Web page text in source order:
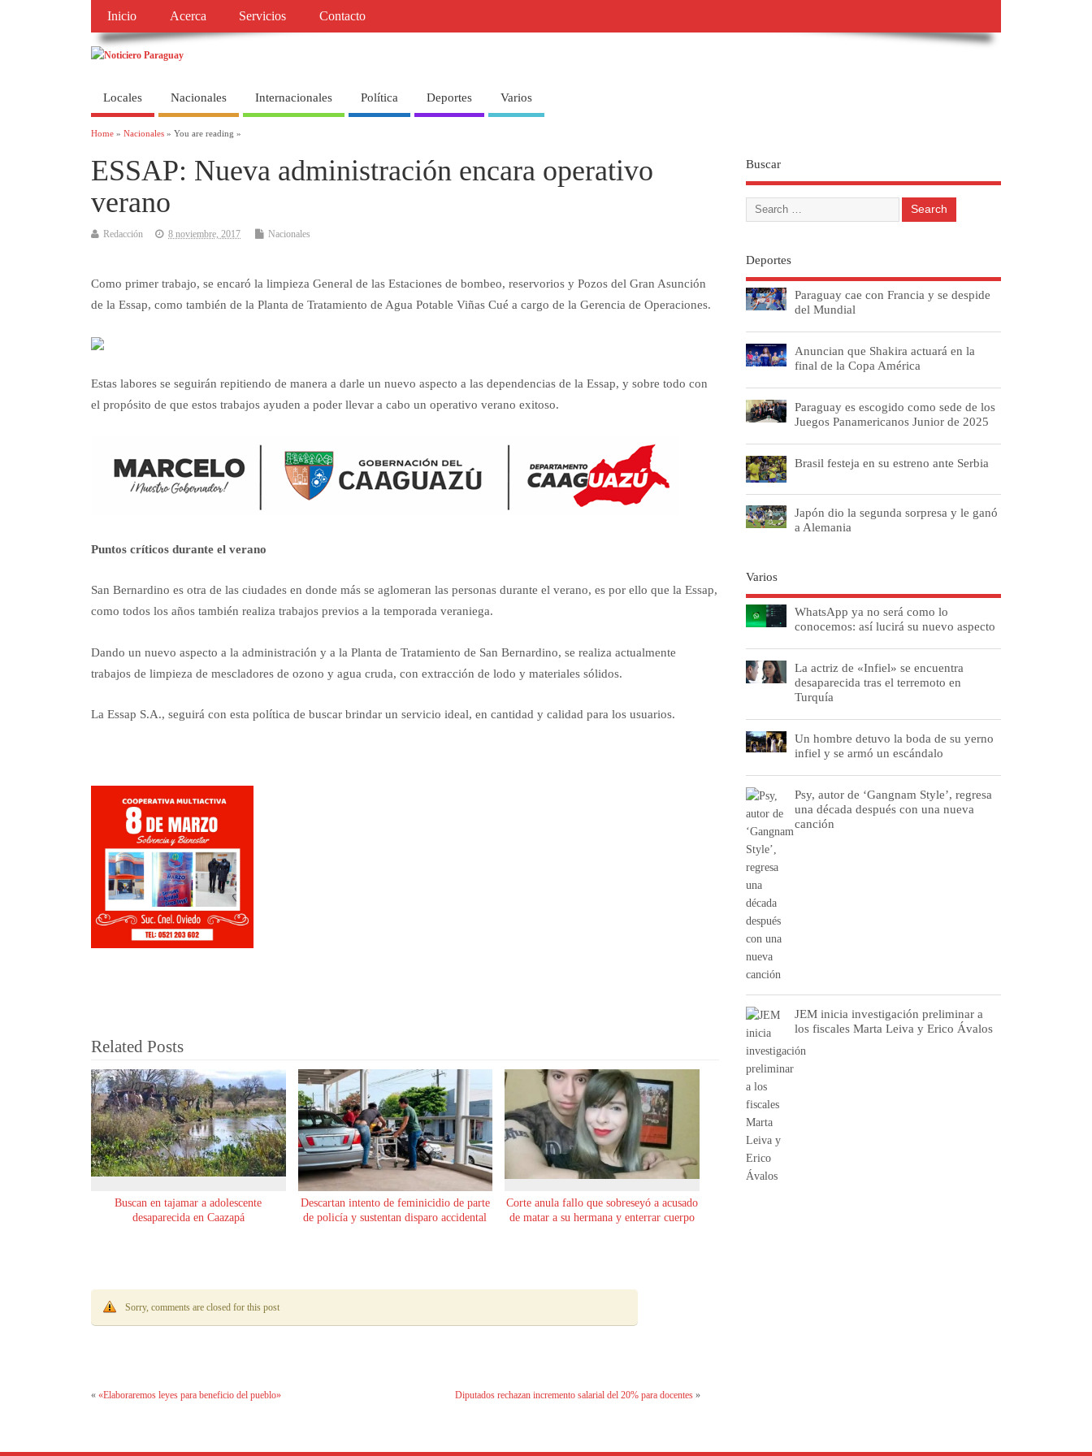
Inicio Acerca Servicios Contacto
Locales Nacionales Internacionales Política Deportes Varios
Home » Nacionales » You are reading »
ESSAP: Nueva administración encara operativo
verano
Redacción 8 noviembre, 2017 Nacionales
Como primer trabajo, se encaró la limpieza General de las Estaciones de bombeo, reservorios y Pozos del Gran Asunción
de la Essap, como también de la Planta de Tratamiento de Agua Potable Viñas Cué a cargo de la Gerencia de Operaciones.
Estas labores se seguirán repitiendo de manera a darle un nuevo aspecto a las dependencias de la Essap, y sobre todo con
el propósito de que estos trabajos ayuden a poder llevar a cabo un operativo verano exitoso.
Puntos críticos durante el verano
San Bernardino es otra de las ciudades en donde más se aglomeran las personas durante el verano, es por ello que la Essap,
como todos los años también realiza trabajos previos a la temporada veraniega.
Dando un nuevo aspecto a la administración y a la Planta de Tratamiento de San Bernardino, se realiza actualmente
trabajos de limpieza de mescladores de ozono y agua cruda, con extracción de lodo y materiales sólidos.
La Essap S.A., seguirá con esta política de buscar brindar un servicio ideal, en cantidad y calidad para los usuarios.
Related Posts
Buscan en tajamar a adolescente
desaparecida en Caazapá
Descartan intento de feminicidio de parte
de policía y sustentan disparo accidental
Corte anula fallo que sobreseyó a acusado
de matar a su hermana y enterrar cuerpo
Sorry, comments are closed for this post
« «Elaboraremos leyes para beneficio del pueblo» Diputados rechazan incremento salarial del 20% para docentes»
Buscar
Deportes
Paraguay cae con Francia y se despide
del Mundial
Anuncian que Shakira actuará en la
final de la Copa América
Paraguay es escogido como sede de los
Juegos Panamericanos Junior de 2025
Brasil festeja en su estreno ante Serbia
Japón dio la segunda sorpresa y le ganó
a Alemania
Varios
WhatsApp ya no será como lo
conocemos: así lucirá su nuevo aspecto
La actriz de «Infiel» se encuentra
desaparecida tras el terremoto en
Turquía
Un hombre detuvo la boda de su yerno
infiel y se armó un escándalo
Psy, autor de ‘Gangnam Style’, regresa
una década después con una nueva
canción
JEM inicia investigación preliminar a
los fiscales Marta Leiva y Erico Ávalos